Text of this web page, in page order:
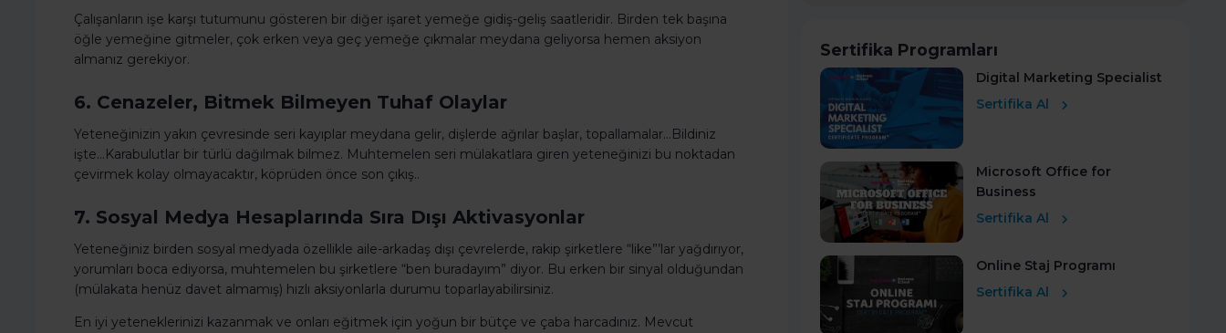
Çalışanların işe karşı tutumunu gösteren bir diğer işaret yemeğe gidiş-geliş saatleridir. Birden tek başına
öğle yemeğine gitmeler, çok erken veya geç yemeğe çıkmalar meydana geliyorsa hemen aksiyon
almanız gerekiyor.
6. Cenazeler, Bitmek Bilmeyen Tuhaf Olaylar
Yeteneğinizin yakın çevresinde seri kayıplar meydana gelir, dişlerde ağrılar başlar, topallamalar…Bildiniz
işte…Karabulutlar bir türlü dağılmak bilmez. Muhtemelen seri mülakatlara giren yeteneğinizi bu noktadan
çevirmek kolay olmayacaktır, köprüden önce son çıkış..
7. Sosyal Medya Hesaplarında Sıra Dışı Aktivasyonlar
Yeteneğiniz birden sosyal medyada özellikle aile-arkadaş dışı çevrelerde, rakip şirketlere “like”’lar yağdırıyor,
yorumları boca ediyorsa, muhtemelen bu şirketlere “ben buradayım” diyor. Bu erken bir sinyal olduğundan
(mülakata henüz davet almamış) hızlı aksiyonlarla durumu toparlayabilirsiniz.
En iyi yeteneklerinizi kazanmak ve onları eğitmek için yoğun bir bütçe ve çaba harcadınız. Mevcut
Sertifika Programları
Digital Marketing Specialist
Sertifika Al
Microsoft Office for
Business
Sertifika Al
Online Staj Programı
Sertifika Al